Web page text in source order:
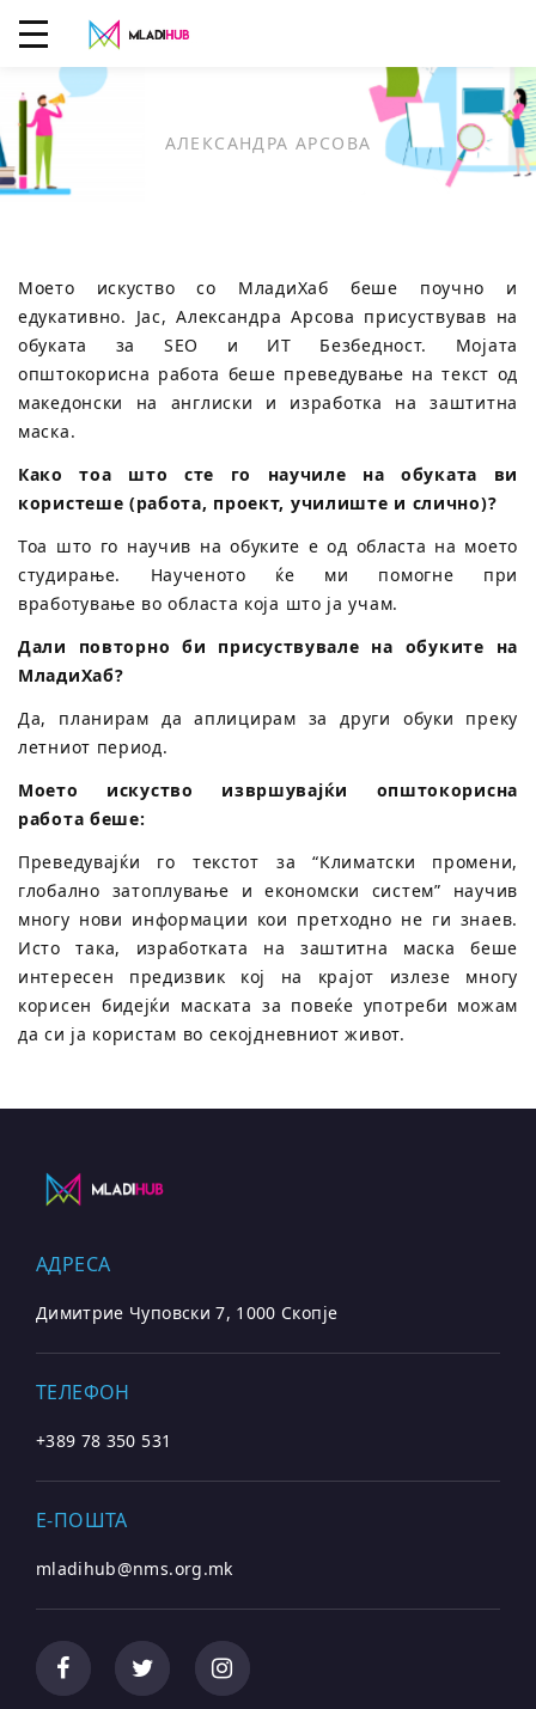
АЛЕКСАНДРА АРСОВА
Моето искуство со МладиХаб беше поучно и
едукативно. Јас, Александра Арсова присуствував на
обуката за SEO и ИТ Безбедност. Мојата
општокорисна работа беше преведување на текст од
македонски на англиски и изработка на заштитна
маска.
Како тоа што сте го научиле на обуката ви
користеше (работа, проект, училиште и слично)?
Тоа што го научив на обуките е од областа на моето
студирање. Наученото ќе ми помогне при
вработување во областа која што ја учам.
Дали повторно би присуствувале на обуките на
МладиХаб?
Да, планирам да аплицирам за други обуки преку
летниот период.
Моето искуство извршувајќи општокорисна
работа беше:
Преведувајќи го текстот за “Климатски промени,
глобално затоплување и економски систем” научив
многу нови информации кои претходно не ги знаев.
Исто така, изработката на заштитна маска беше
интересен предизвик кој на крајот излезе многу
корисен бидејќи маската за повеќе употреби можам
да си ја користам во секојдневниот живот.
АДРЕСА
Димитрие Чуповски 7, 1000 Скопје
ТЕЛЕФОН
+389 78 350 531
E-ПОШТА
mladihub@nms.org.mk